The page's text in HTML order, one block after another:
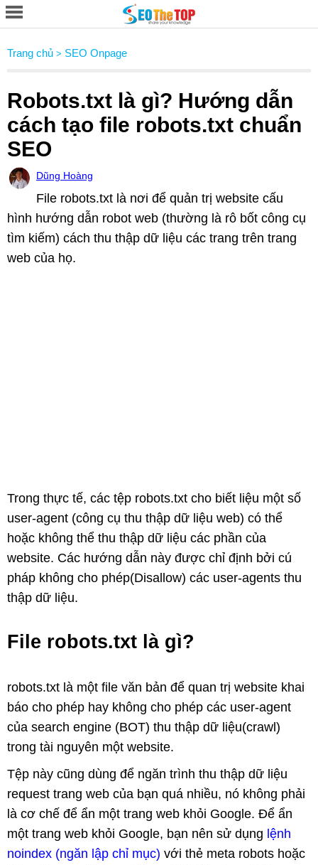
Trang chủ > SEO Onpage
Robots.txt là gì? Hướng dẫn
cách tạo file robots.txt chuẩn
SEO
Dũng Hoàng
File robots.txt là nơi để quản trị website cấu
hình hướng dẫn robot web (thường là rô bốt công cụ
tìm kiếm) cách thu thập dữ liệu các trang trên trang
web của họ.
Trong thực tế, các tệp robots.txt cho biết liệu một số
user-agent (công cụ thu thập dữ liệu web) có thể
hoặc không thể thu thập dữ liệu các phần của
website. Các hướng dẫn này được chỉ định bởi cú
pháp không cho phép(Disallow) các user-agents thu
thập dữ liệu.
File robots.txt là gì?
robots.txt là một file văn bản để quan trị website khai
báo cho phép hay không cho phép các user-agent
của search engine (BOT) thu thập dữ liệu(crawl)
trong tài nguyên một website.
Tệp này cũng dùng để ngăn trình thu thập dữ liệu
request trang web của bạn quá nhiều, nó không phải
là cơ chế để ẩn một trang web khỏi Google. Để ẩn
một trang web khỏi Google, bạn nên sử dụng lệnh
noindex (ngăn lập chỉ mục) với thẻ meta robots hoặc